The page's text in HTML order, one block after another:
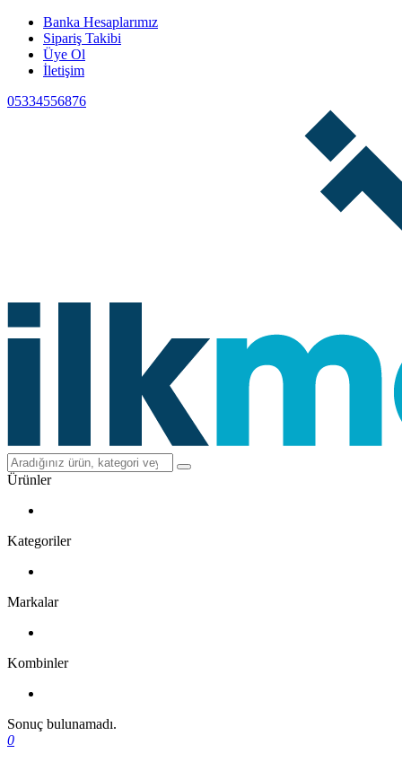
Banka Hesaplarımız
Sipariş Takibi
Üye Ol
İletişim
05334556876
Ürünler
Kategoriler
Markalar
Kombinler
Sonuç bulunamadı.
0